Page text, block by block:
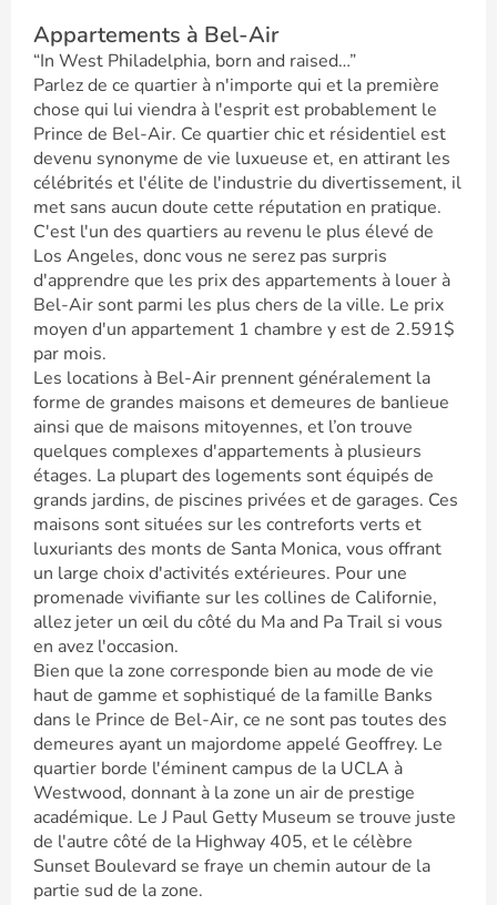
Appartements à Bel-Air
“In West Philadelphia, born and raised…”
Parlez de ce quartier à n'importe qui et la première
chose qui lui viendra à l'esprit est probablement le
Prince de Bel-Air. Ce quartier chic et résidentiel est
devenu synonyme de vie luxueuse et, en attirant les
célébrités et l'élite de l'industrie du divertissement, il
met sans aucun doute cette réputation en pratique.
C'est l'un des quartiers au revenu le plus élevé de
Los Angeles, donc vous ne serez pas surpris
d'apprendre que les prix des appartements à louer à
Bel-Air sont parmi les plus chers de la ville. Le prix
moyen d'un appartement 1 chambre y est de 2.591$
par mois.
Les locations à Bel-Air prennent généralement la
forme de grandes maisons et demeures de banlieue
ainsi que de maisons mitoyennes, et l’on trouve
quelques complexes d'appartements à plusieurs
étages. La plupart des logements sont équipés de
grands jardins, de piscines privées et de garages. Ces
maisons sont situées sur les contreforts verts et
luxuriants des monts de Santa Monica, vous offrant
un large choix d'activités extérieures. Pour une
promenade vivifiante sur les collines de Californie,
allez jeter un œil du côté du Ma and Pa Trail si vous
en avez l'occasion.
Bien que la zone corresponde bien au mode de vie
haut de gamme et sophistiqué de la famille Banks
dans le Prince de Bel-Air, ce ne sont pas toutes des
demeures ayant un majordome appelé Geoffrey. Le
quartier borde l'éminent campus de la UCLA à
Westwood, donnant à la zone un air de prestige
académique. Le J Paul Getty Museum se trouve juste
de l'autre côté de la Highway 405, et le célèbre
Sunset Boulevard se fraye un chemin autour de la
partie sud de la zone.